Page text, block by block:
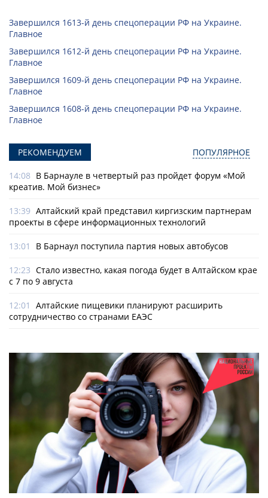
Завершился 1613-й день спецоперации РФ на Украине.
Главное
Завершился 1612-й день спецоперации РФ на Украине.
Главное
Завершился 1609-й день спецоперации РФ на Украине.
Главное
Завершился 1608-й день спецоперации РФ на Украине.
Главное
РЕКОМЕНДУЕМ ПОПУЛЯРНОЕ
14:08 В Барнауле в четвертый раз пройдет форум «Мой
креатив. Мой бизнес»
13:39 Алтайский край представил киргизским партнерам
проекты в сфере информационных технологий
13:01 В Барнаул поступила партия новых автобусов
12:23 Стало известно, какая погода будет в Алтайском крае
с 7 по 9 августа
12:01
Алтайские пищевики планируют расширить
сотрудничество со странами ЕАЭС